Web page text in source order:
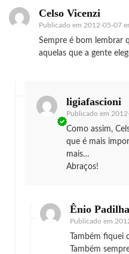
Celso Vicenzi
Publicado em 2012-05-07
Sempre é bom lembrar
aquelas que a gente
ligiafascioni
Publicado em
Como assim,
que é mais
mais…
Abraços!
Ênio Padilha
Publicado em
Também fiquei
Também